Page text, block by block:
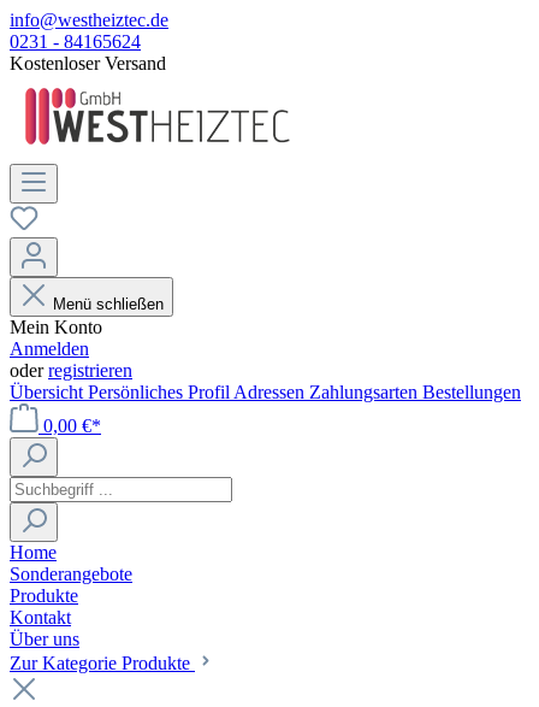
info@westheiztec.de
0231 - 84165624
Kostenloser Versand
Menü schließen
Mein Konto
Anmelden
oderregistrieren
Übersicht Persönliches Profil Adressen Zahlungsarten Bestellungen
0,00 €*
Home
Sonderangebote
Produkte
Kontakt
Über uns
Zur Kategorie Produkte